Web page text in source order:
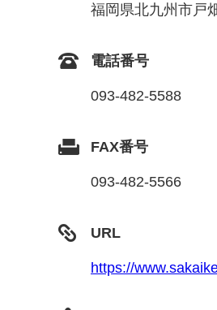
福岡県北九州市戸
電話番号
093-482-5588
FAX番号
093-482-5566
URL
https://